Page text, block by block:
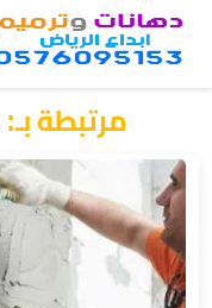
×
دهانات
داخلية
الرياض
مرتبطة بـ: